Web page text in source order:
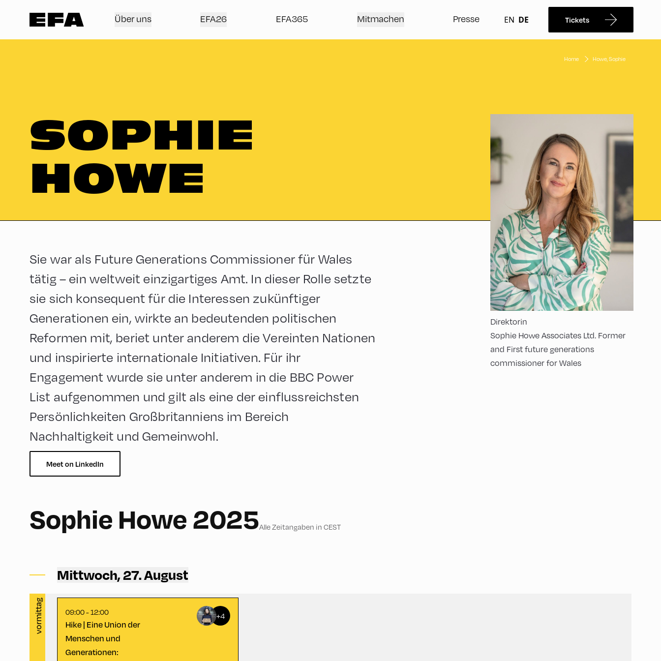
Über uns EFA26 EFA365 Mitmachen Presse EN DE Tickets
Home Howe, Sophie
SOPHIE
HOWE
Direktorin
Sophie Howe Associates Ltd. Former
and First future generations
commissioner for Wales
Sie war als Future Generations Commissioner für Wales
tätig – ein weltweit einzigartiges Amt. In dieser Rolle setzte
sie sich konsequent für die Interessen zukünftiger
Generationen ein, wirkte an bedeutenden politischen
Reformen mit, beriet unter anderem die Vereinten Nationen
und inspirierte internationale Initiativen. Für ihr
Engagement wurde sie unter anderem in die BBC Power
List aufgenommen und gilt als eine der einflussreichsten
Persönlichkeiten Großbritanniens im Bereich
Nachhaltigkeit und Gemeinwohl.
Meet on LinkedIn
Sophie Howe 2025Alle Zeitangaben in CEST
Mittwoch, 27. August
vormittag
Area
09:00 - 12:00
Hike | Eine Union der
Menschen und
Generationen:
+4